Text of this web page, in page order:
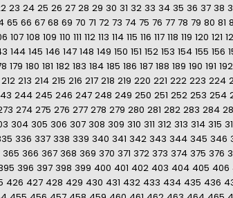
23 24 25 26 27 28 29 30 31 32 33 34 35 36 37 38
65 66 67 68 69 70 71 72 73 74 75 76 77 78 79 80 81
107 108 109 110 111 112 113 114 115 116 117 118 119 120 121
144 145 146 147 148 149 150 151 152 153 154 155 156
179 180 181 182 183 184 185 186 187 188 189 190 191 192
212 213 214 215 216 217 218 219 220 221 222 223 224
244 245 246 247 248 249 250 251 252 253 254
274 275 276 277 278 279 280 281 282 283 284
304 305 306 307 308 309 310 311 312 313 314 315
336 337 338 339 340 341 342 343 344 345 346
365 366 367 368 369 370 371 372 373 374 375 376
396 397 398 399 400 401 402 403 404 405 406
426 427 428 429 430 431 432 433 434 435 436